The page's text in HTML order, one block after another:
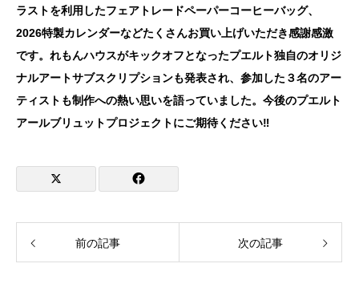
ラストを利用したフェアトレードペーパーコーヒーバッグ、
2026特製カレンダーなどたくさんお買い上げいただき感謝感激
です。れもんハウスがキックオフとなったプエルト独自のオリジ
ナルアートサブスクリプションも発表され、参加した３名のアー
ティストも制作への熱い思いを語っていました。今後のプエルト
アールブリュットプロジェクトにご期待ください‼
前の記事 次の記事